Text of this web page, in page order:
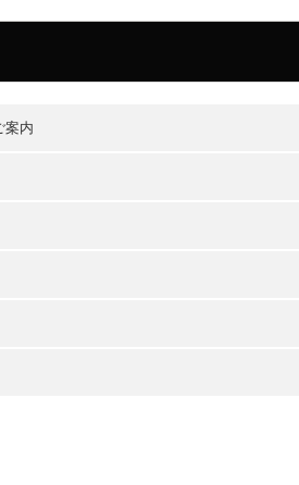
案内